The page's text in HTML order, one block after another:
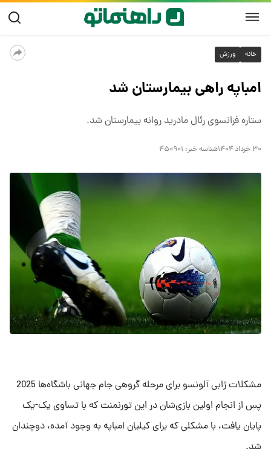
خانه ورزش
امباپه راهی بیمارستان شد
ستاره فرانسوی رئال مادرید روانه بیمارستان شد.
۳۰ خرداد ۱۴۰۴ شناسه خبر: ۴۵۰۹۰۱
مشکلات ژابی آلونسو برای مرحله گروهی جام جهانی باشگاه‌ها 2025
پس از انجام اولین بازی‌شان در این تورنمنت که با تساوی یک-یک
پایان یافت، با مشکلی که برای کیلیان امباپه به وجود آمده، دوچندان
شد.